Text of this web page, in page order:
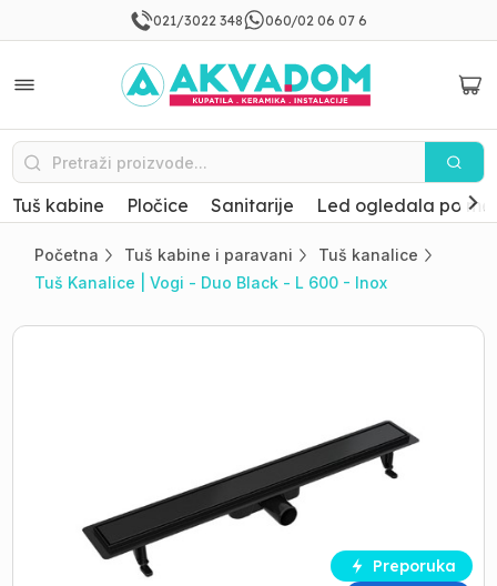
021/3022 348 060/02 06 07 6
Tuš kabine Pločice Sanitarije Led ogledala po
Početna Tuš kabine i paravani
Tuš kanalice
Tuš Kanalice | Vogi - Duo Black - L 600 - Inox
Preporuka